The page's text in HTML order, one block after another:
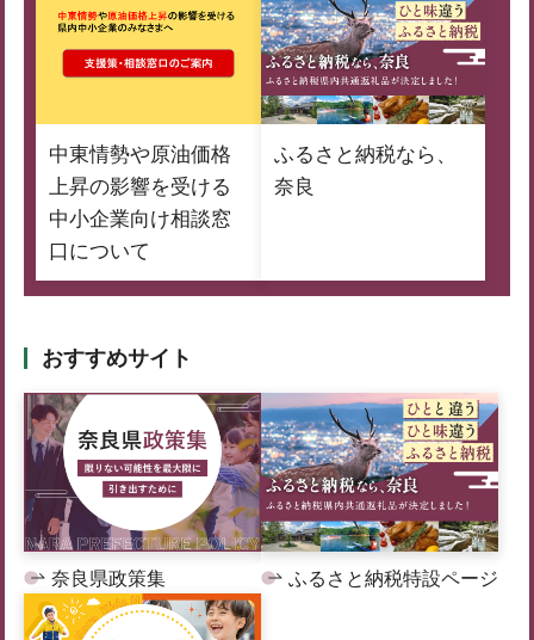
中東情勢や原油価格
上昇の影響を受ける
中小企業向け相談窓
口について
ふるさと納税なら、
奈良
おすすめサイト
奈良県政策集 ふるさと納税特設ページ